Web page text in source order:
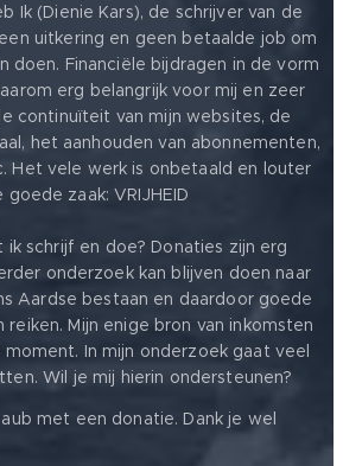
Ik (Dienie Kars), de schrijver van de
uitkering en geen betaalde job om
doen. Financiële bijdragen in de vorm
erg belangrijk voor mij en zeer
continuïteit van mijn websites, de
het aanhouden van abonnementen,
Het vele werk is onbetaald en louter
zaak: VRIJHEID ❤️
schrijf en doe? Donaties zijn erg
onderzoek kan blijven doen naar
Aardse bestaan en daardoor goede
reiken. Mijn enige bron van inkomsten
In mijn onderzoek gaat veel
Wil je mij hierin ondersteunen?
met een donatie. Dank je wel